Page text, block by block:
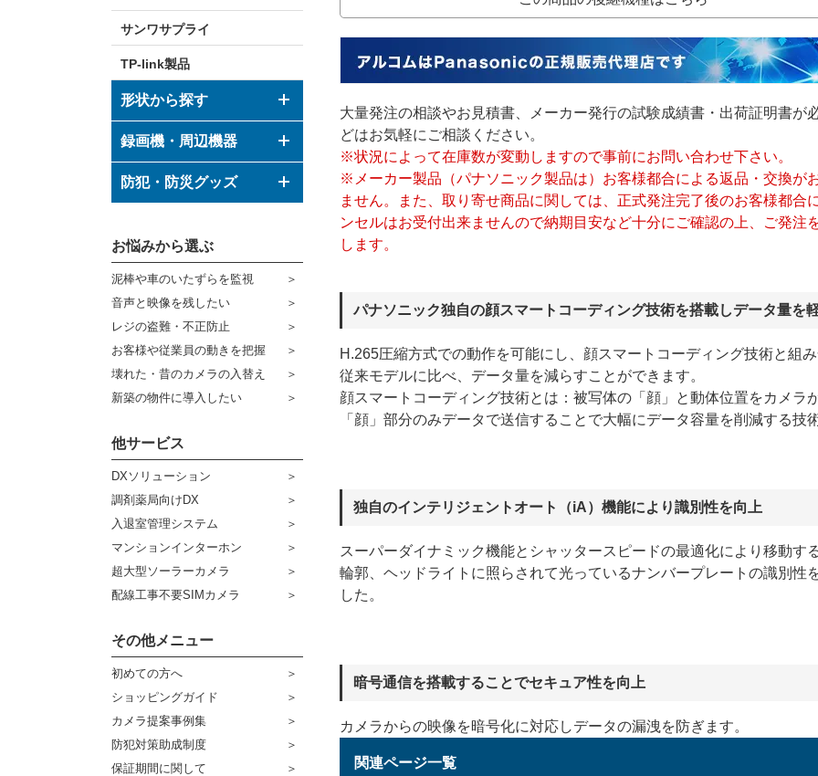
サンワサプライ
TP-link製品
形状から探す
ドーム型カメラ
ボックス型カメラ
その他形状のカメラ
録画機・周辺機器
デジタルレコーダー
ハウジング
ブラケット
ケーブル
コネクター
その他周辺機器
防犯・防災グッズ
防災グッズ
センサーライト・アラーム
防犯ステッカー
宅配ボックス
販売終了商品
お悩みから選ぶ
泥棒や車のいたずらを監視
音声と映像を残したい
レジの盗難・不正防止
お客様や従業員の動きを把握
壊れた・昔のカメラの入替え
新築の物件に導入したい
他サービス
DXソリューション
調剤薬局向けDX
入退室管理システム
マンションインターホン
超大型ソーラーカメラ
配線工事不要SIMカメラ
その他メニュー
初めての方へ
ショッピングガイド
カメラ提案事例集
防犯対策助成制度
保証期間に関して
大量発注の相談やお見積書、メーカー発行の試験成績書・出荷証明書が
どはお気軽にご相談ください。
※状況によって在庫数が変動しますので事前にお問い合わせ下さい。
※メーカー製品（パナソニック製品は）お客様都合による返品・交換が
ません。また、取り寄せ商品に関しては、正式発注完了後のお客様都合
ンセルはお受付出来ませんので納期目安など十分にご確認の上、ご発注
します。
パナソニック独自の顔スマートコーディング技術を搭載しデータ量を
H.265圧縮方式での動作を可能にし、顔スマートコーディング技術と組
従来モデルに比べ、データ量を減らすことができます。
顔スマートコーディング技術とは：被写体の「顔」と動体位置をカメラ
「顔」部分のみデータで送信することで大幅にデータ容量を削減する技術
独自のインテリジェントオート（iA）機能により識別性を向上
スーパーダイナミック機能とシャッタースピードの最適化により移動す
輪郭、ヘッドライトに照らされて光っているナンバープレートの識別性
した。
暗号通信を搭載することでセキュア性を向上
カメラからの映像を暗号化に対応しデータの漏洩を防ぎます。
関連ページ一覧